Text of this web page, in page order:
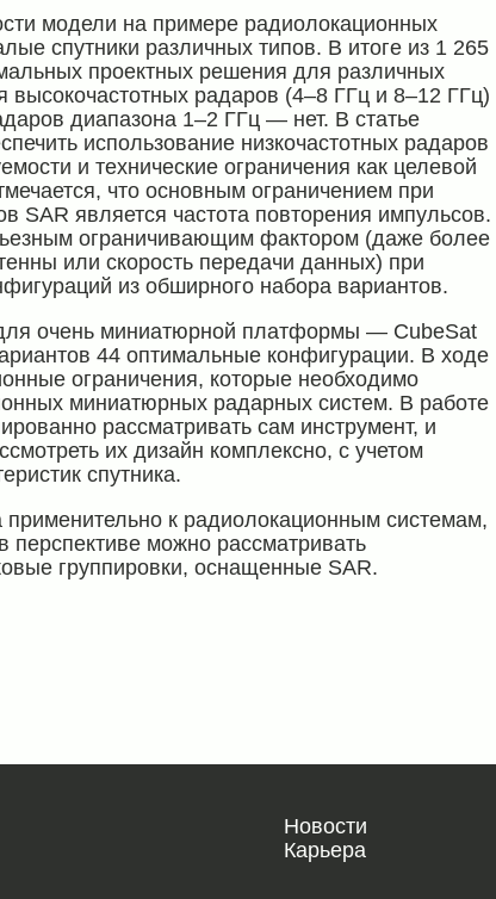
модели на примере радиолокационных
спутники различных типов. В итоге из 1 265
проектных решения для различных
радаров (4–8 ГГц и 8–12 ГГц)
диапазона 1–2 ГГц — нет. В статье
использование низкочастотных радаров
и технические ограничения как целевой
что основным ограничением при
SAR является частота повторения импульсов.
ограничивающим фактором (даже более
или скорость передачи данных) при
из обширного набора вариантов.
очень миниатюрной платформы — CubeSat
44 оптимальные конфигурации. В ходе
ограничения, которые необходимо
миниатюрных радарных систем. В работе
рассматривать сам инструмент, и
их дизайн комплексно, с учетом
спутника.
к радиолокационным системам,
можно рассматривать
группировки, оснащенные SAR.
Новости
Карьера